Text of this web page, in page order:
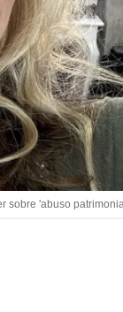
sobre 'abuso